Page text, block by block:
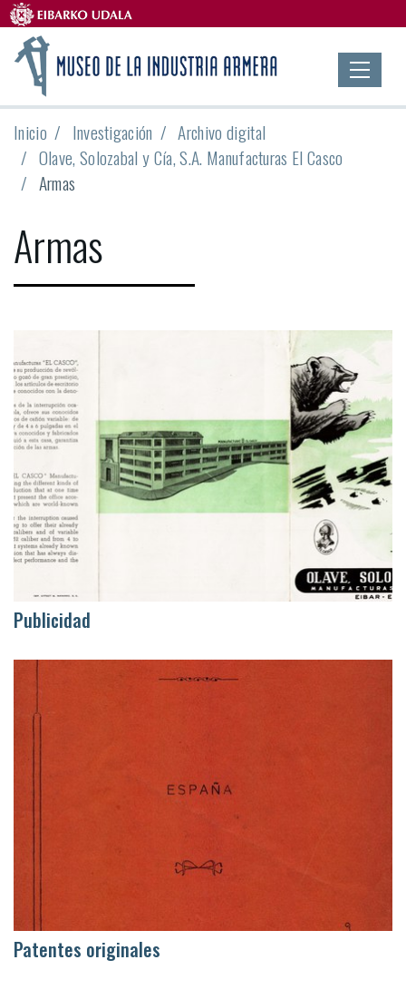
Inicio Investigación
Archivo digital
Olave, Solozabal y Cía, S.A. Manufacturas El Casco
Armas
Armas
Publicidad
Patentes originales